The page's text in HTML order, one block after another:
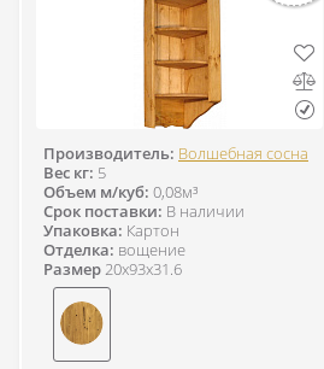
Производитель: Волшебная сосна
Вес кг: 5
Объем м/куб: 0,08м³
Срок поставки: В наличии
Упаковка: Картон
Отделка: вощение
Размер20x93x31.6